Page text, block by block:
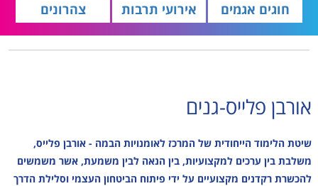
חוגים אגמים
אירועי תרבות צהרונים
אורבן פלייס-גנים
שיטת הלימוד הייחודית של המרכז לאומנויות הבמה - אורבן פלייס,
משלבת בין ערכים למקצועיות, בין הנאה לבין משמעת, אשר משמשים
להכשרת רקדנים מקצועיים על ידי פיתוח הביטחון העצמי וסלילת הדרך